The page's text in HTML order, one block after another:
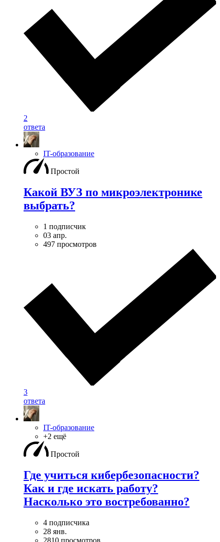
2
ответа
IT-образование
Простой
Какой ВУЗ по микроэлектронике
выбрать?
1 подписчик
03 апр.
497 просмотров
3
ответа
IT-образование
+2 ещё
Простой
Где учиться кибербезопасноcти?
Как и где искать работу?
Насколько это востребованно?
4 подписчика
28 янв.